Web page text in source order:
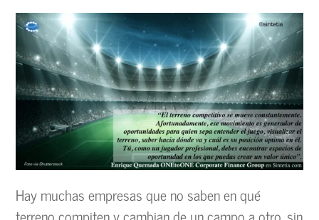
Hay muchas empresas que no saben en qué